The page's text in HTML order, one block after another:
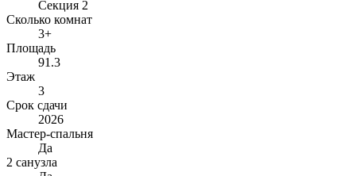
Секция 2
Сколько комнат
3+
Площадь
91.3
Этаж
3
Срок сдачи
2026
Мастер-спальня
Да
2 санузла